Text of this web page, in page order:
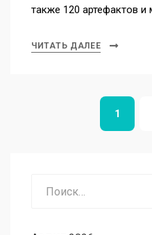
также 120 артефактов и
ЧИТАТЬ ДАЛЕЕ
1